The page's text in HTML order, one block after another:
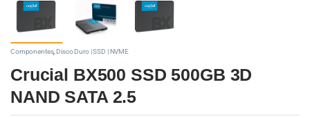
Componentes,Disco Duro | SSD | NVME
Crucial BX500 SSD 500GB 3D
NAND SATA 2.5